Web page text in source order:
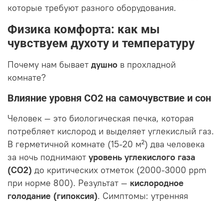
которые требуют разного оборудования.
Физика комфорта: как мы
чувствуем духоту и температуру
Почему нам бывает душно в прохладной
комнате?
Влияние уровня CO2 на самочувствие и сон
Человек — это биологическая печка, которая
потребляет кислород и выделяет углекислый газ.
В герметичной комнате (15-20 м²) два человека
за ночь поднимают уровень углекислого газа
(CO2) до критических отметок (2000-3000 ppm
при норме 800). Результат — кислородное
голодание (гипоксия). Симптомы: утренняя